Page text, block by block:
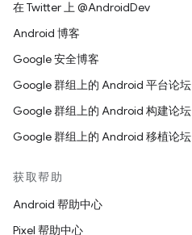
在 Twitter 上 @AndroidDev
Android 博客
Google 安全博客
Google 群组上的 Android 平台论坛
Google 群组上的 Android 构建论坛
Google 群组上的 Android 移植论坛
获取帮助
Android 帮助中心
Pixel 帮助中心